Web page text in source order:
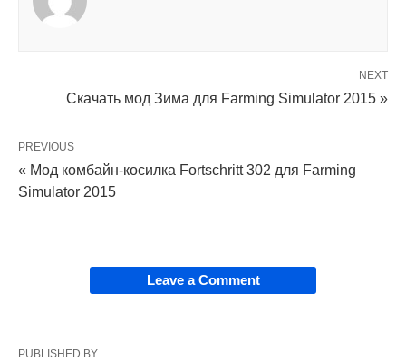
NEXT
Скачать мод Зима для Farming Simulator 2015 »
PREVIOUS
« Мод комбайн-косилка Fortschritt 302 для Farming
Simulator 2015
Leave a Comment
PUBLISHED BY